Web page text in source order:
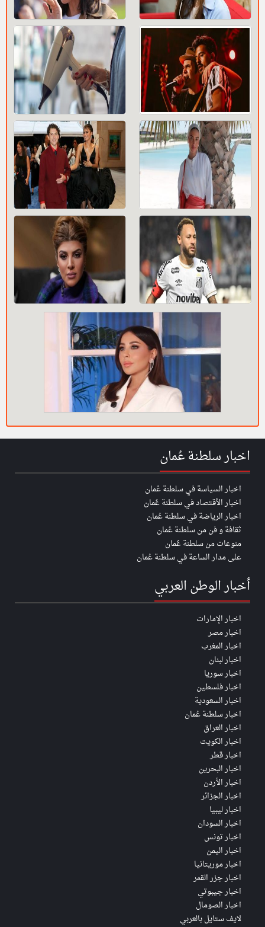
اخبار سلطنة عُمان
اخبار السياسة في سلطنة عُمان
اخبار الأقتصاد في سلطنة عُمان
اخبار الرياضة في سلطنة عُمان
ثقافة و فن من سلطنة عُمان
منوعات من سلطنة عُمان
على مدار الساعة في سلطنة عُمان
أخبار الوطن العربي
اخبار الإمارات
اخبار مصر
اخبار المغرب
اخبار لبنان
اخبار سوريا
اخبار فلسطين
اخبار السعودية
اخبار سلطنة عُمان
اخبار العراق
اخبار الكويت
اخبار قطر
اخبار البحرين
اخبار الأردن
اخبار الجزائر
اخبار ليبيا
اخبار السودان
اخبار تونس
اخبار اليمن
اخبار موريتانيا
اخبار جزر القمر
اخبار جيبوتي
اخبار الصومال
لايف ستايل بالعربي